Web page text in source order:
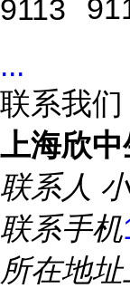
9113
...
联系我们
上海欣中
联系人
联系手机
所在地址